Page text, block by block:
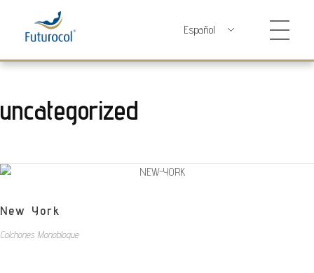
uncategorized
New York
Colchones Monobloque